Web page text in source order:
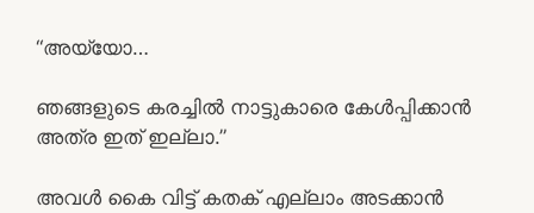
“അയ്യോ…
ഞങ്ങളുടെ കരച്ചിൽ നാട്ടുകാരെ കേൾപ്പിക്കാൻ
അത്ര ഇത്‌ ഇല്ലാ.”
അവൾ കൈ വിട്ട് കതക് എല്ലാം അടക്കാൻ